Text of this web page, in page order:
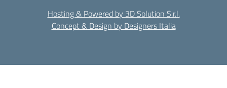
Hosting & Powered by 3D Solution S.r.l.
Concept & Design by Designers Italia